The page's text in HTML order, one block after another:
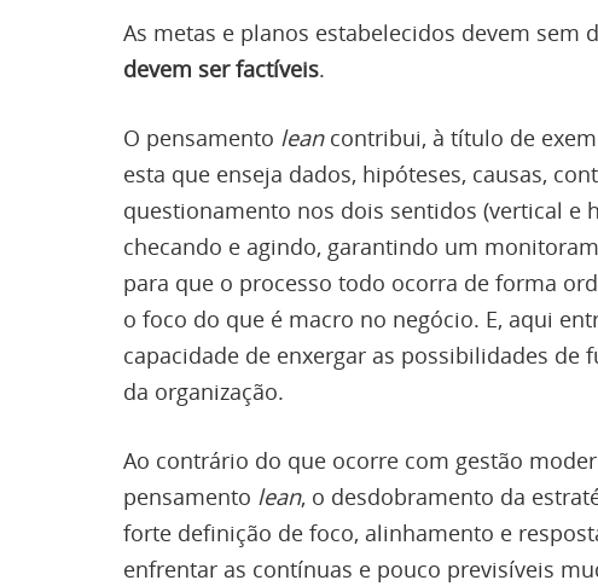
As metas e planos estabelecidos devem sem
devem ser factíveis.
O pensamento leancontribui, à título de
esta que enseja dados, hipóteses, causas,
questionamento nos dois sentidos (vertical e
checando e agindo, garantindo um
para que o processo todo ocorra de forma
o foco do que é macro no negócio. E, aqui
capacidade de enxergar as possibilidades
da organização.
Ao contrário do que ocorre com gestão
pensamento lean, o desdobramento da
forte definição de foco, alinhamento e
enfrentar as contínuas e pouco previsíveis